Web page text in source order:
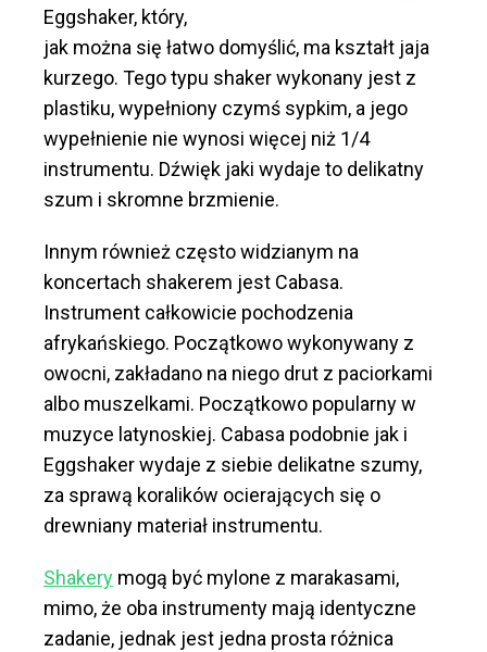
Eggshaker, który,
jak można się łatwo domyślić, ma kształt jaja
kurzego. Tego typu shaker wykonany jest z
plastiku, wypełniony czymś sypkim, a jego
wypełnienie nie wynosi więcej niż 1/4
instrumentu. Dźwięk jaki wydaje to delikatny
szum i skromne brzmienie.
Innym również często widzianym na
koncertach shakerem jest Cabasa.
Instrument całkowicie pochodzenia
afrykańskiego. Początkowo wykonywany z
owocni, zakładano na niego drut z paciorkami
albo muszelkami. Początkowo popularny w
muzyce latynoskiej. Cabasa podobnie jak i
Eggshaker wydaje z siebie delikatne szumy,
za sprawą koralików ocierających się o
drewniany materiał instrumentu.
Shakery mogą być mylone z marakasami,
mimo, że oba instrumenty mają identyczne
zadanie, jednak jest jedna prosta różnica